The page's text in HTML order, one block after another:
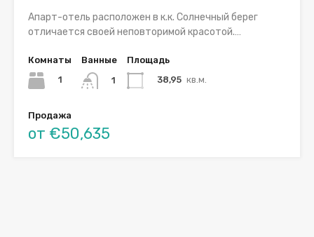
Апарт-отель расположен в к.к. Солнечный берег
отличается своей неповторимой красотой.…
Комнаты
1
Ванные
1
Площадь
38,95 кв.м.
Продажа
от €50,635